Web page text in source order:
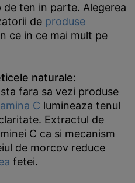
ten in parte. Alegerea
de produse
ce in ce mai mult pe
naturale:
fara sa vezi produse
C lumineaza tenul
Extractul de
C ca si mecanism
de morcov reduce
fetei.